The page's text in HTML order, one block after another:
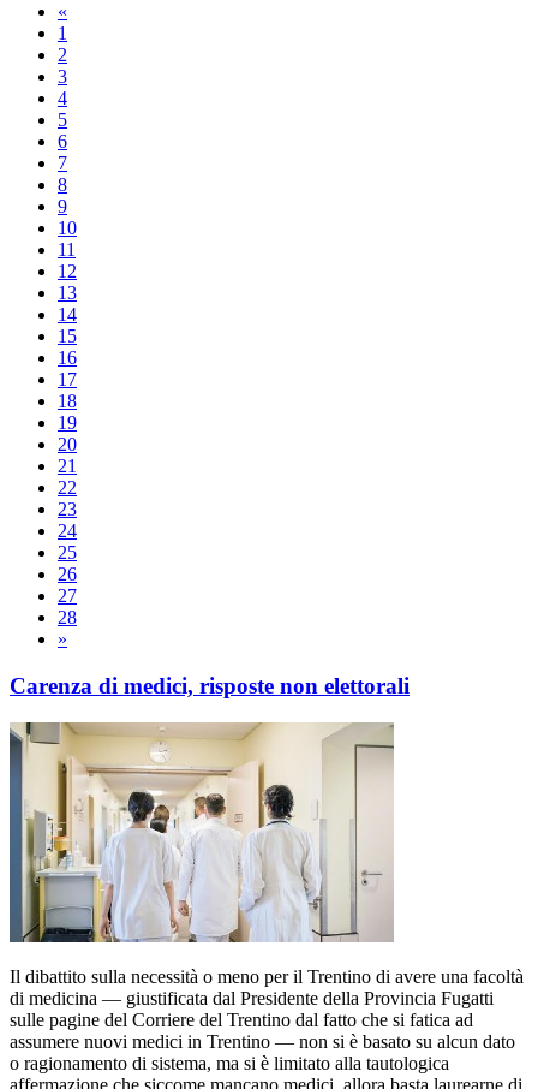
«
1
2
3
4
5
6
7
8
9
10
11
12
13
14
15
16
17
18
19
20
21
22
23
24
25
26
27
28
»
Carenza di medici, risposte non elettorali
Il dibattito sulla necessità o meno per il Trentino di avere una facoltà
di medicina — giustificata dal Presidente della Provincia Fugatti
sulle pagine del Corriere del Trentino dal fatto che si fatica ad
assumere nuovi medici in Trentino — non si è basato su alcun dato
o ragionamento di sistema, ma si è limitato alla tautologica
affermazione che siccome mancano medici, allora basta laurearne di